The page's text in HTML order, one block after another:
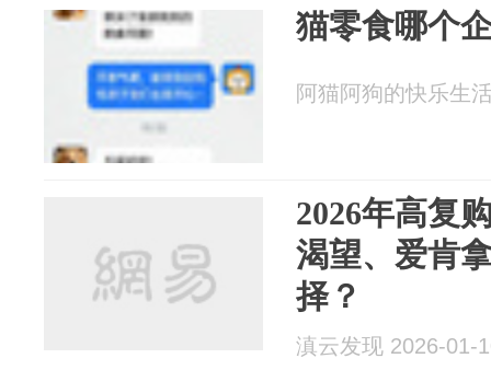
猫零食哪个
阿猫阿狗的快乐生
2026年高复
渴望、爱肯
择？
滇云发现 2026-01-